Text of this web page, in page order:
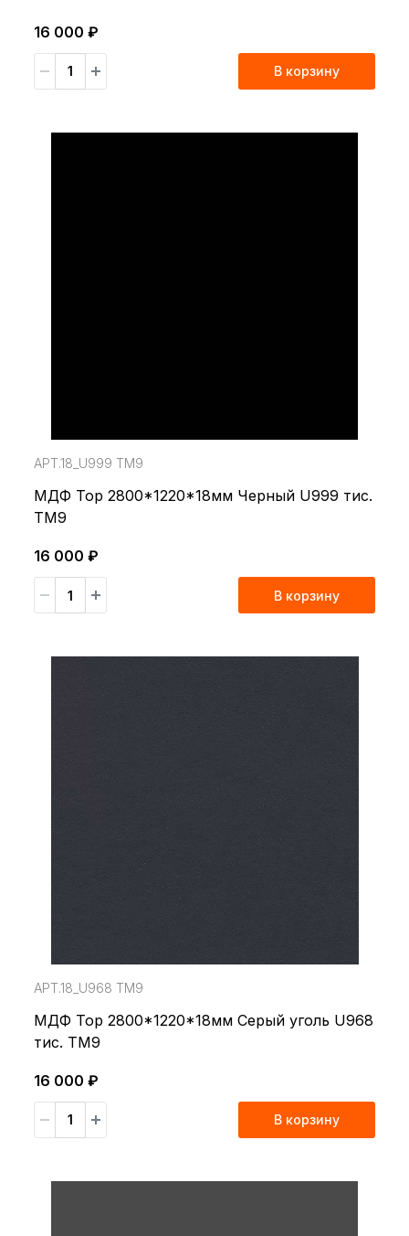
16 000 ₽
В корзину
АРТ.18_U999 TM9
МДФ Top 2800*1220*18мм Черный U999 тис.
TM9
16 000 ₽
В корзину
АРТ.18_U968 TM9
МДФ Top 2800*1220*18мм Серый уголь U968
тис. TM9
16 000 ₽
В корзину